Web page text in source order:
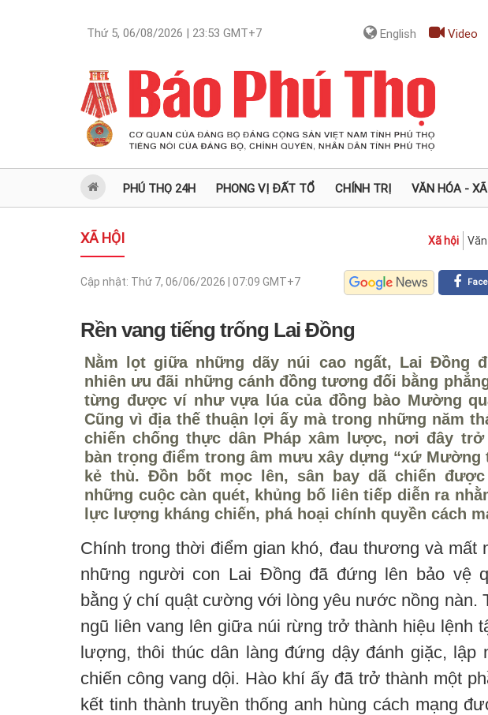
Thứ 5, 06/08/2026 | 23:53 GMT+7 English Video
PHÚ THỌ 24H PHONG VỊ ĐẤT TỔ CHÍNH TRỊ VĂN HÓA -
XÃ HỘI Xã hội
Cập nhật: Thứ 7, 06/06/2026 | 07:09 GMT+7
Rền vang tiếng trống Lai Đồng
Nằm lọt giữa những dãy núi cao ngất, Lai Đồng
nhiên ưu đãi những cánh đồng tương đối bằng
từng được ví như vựa lúa của đồng bào Mường
Cũng vì địa thế thuận lợi ấy mà trong những năm
chiến chống thực dân Pháp xâm lược, nơi đây trở
bàn trọng điểm trong âm mưu xây dựng “xứ Mường
kẻ thù. Đồn bốt mọc lên, sân bay dã chiến
những cuộc càn quét, khủng bố liên tiếp diễn ra
lực lượng kháng chiến, phá hoại chính quyền cách
Chính trong thời điểm gian khó, đau thương và mất
những người con Lai Đồng đã đứng lên bảo vệ
bằng ý chí quật cường với lòng yêu nước nồng nàn.
ngũ liên vang lên giữa núi rừng trở thành hiệu lệnh
lượng, thôi thúc dân làng đứng dậy đánh giặc, lập
chiến công vang dội. Hào khí ấy đã trở thành một
kết tinh thành truyền thống anh hùng cách mạng